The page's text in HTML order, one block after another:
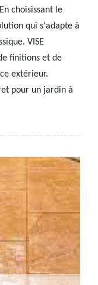
choisissant le
qui s'adapte à
VISE
finitions et de
extérieur.
pour un jardin à